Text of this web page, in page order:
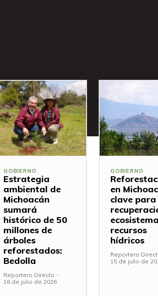
GOBIERNO
Estrategia
ambiental de
Michoacán
sumará
histórico de 50
millones de
árboles
reforestados:
Bedolla
Reportero Directo -
16 de julio de 2026
GOBIERNO
en
clave para
recursos
hídricos
Reportero
15 de julio de